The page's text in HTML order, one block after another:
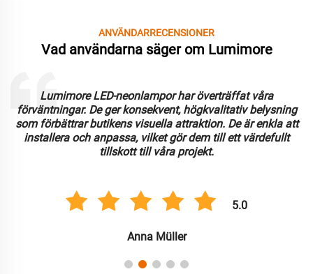
ANVÄNDARRECENSIONER
Vad användarna säger om Lumimore
Lumimore LED-neonlampor har överträffat våra
förväntningar. De ger konsekvent, högkvalitativ belysning
som förbättrar butikens visuella attraktion. De är enkla att
installera och anpassa, vilket gör dem till ett värdefullt
tillskott till våra projekt.
5.0
Anna Müller